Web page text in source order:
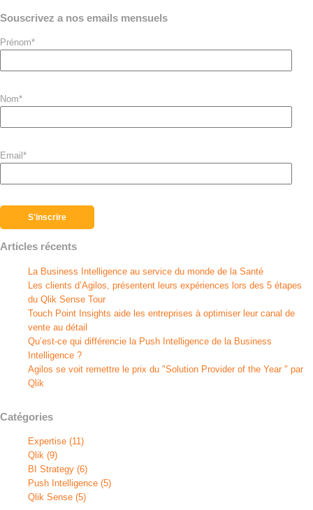
Souscrivez a nos emails mensuels
Prénom*
Nom*
Email *
Articles récents
La Business Intelligence au service du monde de la Santé
Les clients d’Agilos, présentent leurs expériences lors des 5 étapes
du Qlik Sense Tour
Touch Point Insights aide les entreprises à optimiser leur canal de
vente au détail
Qu’est-ce qui différencie la Push Intelligence de la Business
Intelligence ?
Agilos se voit remettre le prix du "Solution Provider of the Year " par
Qlik
Catégories
Expertise (11)
Qlik (9)
BI Strategy (6)
Push Intelligence (5)
Qlik Sense (5)